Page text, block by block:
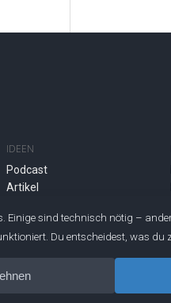
IDEEN
Podcast
Artikel
Buch